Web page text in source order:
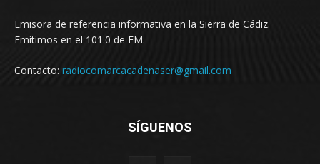
Emisora de referencia informativa en la Sierra de Cádiz.
Emitimos en el 101.0 de FM.
Contacto: radiocomarcacadenaser@gmail.com
SÍGUENOS